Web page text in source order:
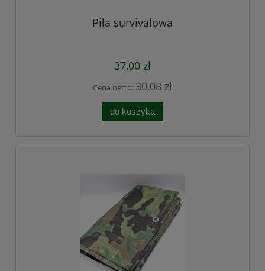
Piła survivalowa
37,00 zł
Cena netto: 30,08 zł
do koszyka